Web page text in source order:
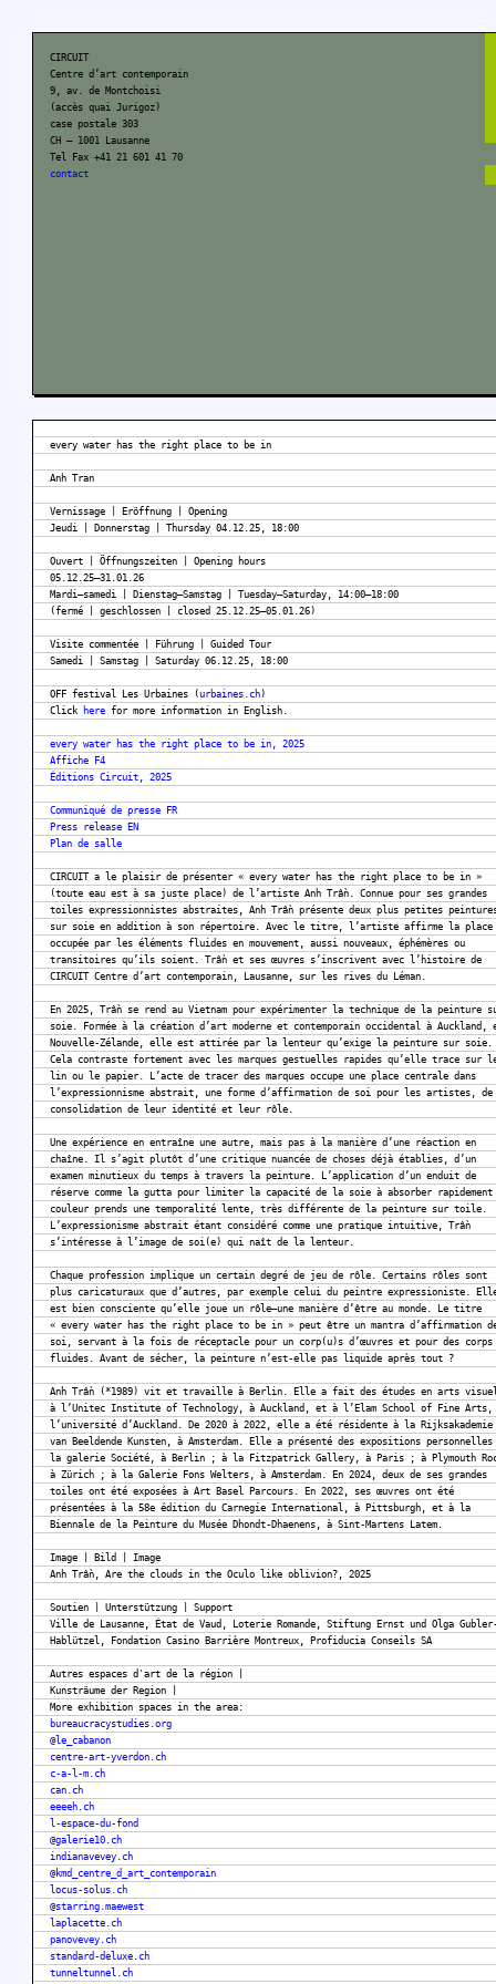
CIRCUIT
Centre d’art contemporain
9, av. de Montchoisi
(accès quai Jurigoz)
case postale 303
CH – 1001 Lausanne
Tel Fax +41 21 601 41 70
contact
every water has the right place to be in
Anh Tran
Vernissage | Eröffnung | Opening
Jeudi | Donnerstag | Thursday 04.12.25, 18:00
Ouvert | Öffnungszeiten | Opening hours
05.12.25–31.01.26
Mardi–samedi | Dienstag–Samstag | Tuesday–Saturday, 14:00–18:00
(fermé | geschlossen | closed 25.12.25–05.01.26)
Visite commentée | Führung | Guided Tour
Samedi | Samstag | Saturday 06.12.25, 18:00
OFF festival Les Urbaines (urbaines.ch)
Click here for more information in English.
every water has the right place to be in, 2025
Affiche F4
Éditions Circuit, 2025
Communiqué de presse FR
Press release EN
Plan de salle
CIRCUIT a le plaisir de présenter « every water has the right place to be in »
(toute eau est à sa juste place) de l’artiste Anh Trần. Connue pour ses grandes
toiles expressionnistes abstraites, Anh Trần présente deux plus petites
sur soie en addition à son répertoire. Avec le titre, l’artiste affirme la place
occupée par les éléments fluides en mouvement, aussi nouveaux, éphémères ou
transitoires qu’ils soient. Trần et ses œuvres s’inscrivent avec l’histoire de
CIRCUIT Centre d’art contemporain, Lausanne, sur les rives du Léman.
En 2025, Trần se rend au Vietnam pour expérimenter la technique de la peinture
soie. Formée à la création d’art moderne et contemporain occidental à Auckland,
Nouvelle-Zélande, elle est attirée par la lenteur qu’exige la peinture sur soie.
Cela contraste fortement avec les marques gestuelles rapides qu’elle trace sur
lin ou le papier. L’acte de tracer des marques occupe une place centrale dans
l’expressionnisme abstrait, une forme d’affirmation de soi pour les artistes, de
consolidation de leur identité et leur rôle.
Une expérience en entraîne une autre, mais pas à la manière d’une réaction en
chaîne. Il s’agit plutôt d’une critique nuancée de choses déjà établies, d’un
examen minutieux du temps à travers la peinture. L’application d’un enduit de
réserve comme la gutta pour limiter la capacité de la soie à absorber
couleur prends une temporalité lente, très différente de la peinture sur toile.
L’expressionisme abstrait étant considéré comme une pratique intuitive, Trần
s’intéresse à l’image de soi(e) qui naît de la lenteur.
Chaque profession implique un certain degré de jeu de rôle. Certains rôles sont
plus caricaturaux que d’autres, par exemple celui du peintre expressioniste.
est bien consciente qu’elle joue un rôle—une manière d’être au monde. Le titre
« every water has the right place to be in » peut être un mantra d’affirmation
soi, servant à la fois de réceptacle pour un corp(u)s d’œuvres et pour des corps
fluides. Avant de sécher, la peinture n’est-elle pas liquide après tout ?
Anh Trần (*1989) vit et travaille à Berlin. Elle a fait des études en arts
à l’Unitec Institute of Technology, à Auckland, et à l’Elam School of Fine Arts,
l’université d’Auckland. De 2020 à 2022, elle a été résidente à la Rijksakademie
van Beeldende Kunsten, à Amsterdam. Elle a présenté des expositions personnelles
la galerie Société, à Berlin ; à la Fitzpatrick Gallery, à Paris ; à Plymouth
à Zürich ; à la Galerie Fons Welters, à Amsterdam. En 2024, deux de ses grandes
toiles ont été exposées à Art Basel Parcours. En 2022, ses œuvres ont été
présentées à la 58e édition du Carnegie International, à Pittsburgh, et à la
Biennale de la Peinture du Musée Dhondt-Dhaenens, à Sint-Martens Latem.
Image | Bild | Image
Anh Trần, Are the clouds in the Oculo like oblivion?, 2025
Soutien | Unterstützung | Support
Ville de Lausanne, État de Vaud, Loterie Romande, Stiftung Ernst und Olga
Hablützel, Fondation Casino Barrière Montreux, Profiducia Conseils SA
Autres espaces d'art de la région |
Kunsträume der Region |
More exhibition spaces in the area:
bureaucracystudies.org
@le_cabanon
centre-art-yverdon.ch
c-a-l-m.ch
can.ch
eeeeh.ch
l-espace-du-fond
@galerie10.ch
indianavevey.ch
@kmd_centre_d_art_contemporain
locus-solus.ch
@starring.maewest
laplacette.ch
panovevey.ch
standard-deluxe.ch
tunneltunnel.ch